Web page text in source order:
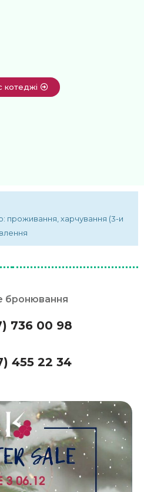
котеджі
проживання, харчування (3-и
бронювання
736 00 98
455 22 34